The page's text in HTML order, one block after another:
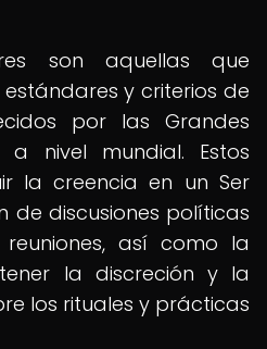
son aquellas que
y criterios de
por las Grandes
a nivel mundial. Estos
la creencia en un Ser
de discusiones políticas
así como la
la discreción y la
los rituales y prácticas